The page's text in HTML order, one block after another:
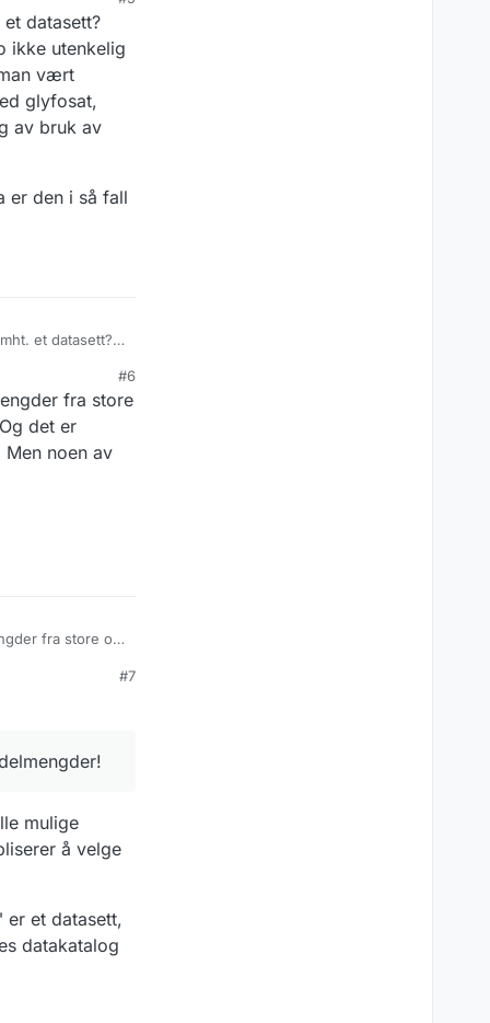
som man
datasett?
ikke utenkelig
vært
glyfosat,
av bruk av
er den i så fall
et datasett?
, ville man
bl. a. med
av
er den i så
#6
fra store
det er
noen av
fra store og
er
#7
mulige
å velge
er et datasett,
datakatalog